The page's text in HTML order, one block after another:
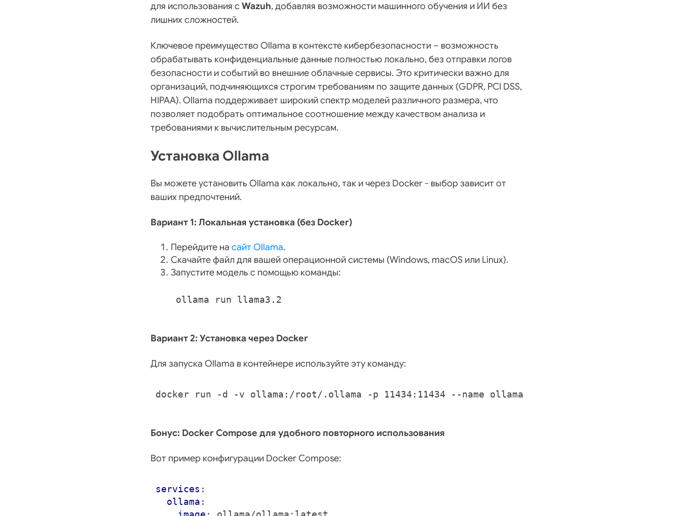
для использования с Wazuh, добавляя возможности машинного обучения и ИИ без
лишних сложностей.
Ключевое преимущество Ollama в контексте кибербезопасности – возможность
обрабатывать конфиденциальные данные полностью локально, без отправки логов
безопасности и событий во внешние облачные сервисы. Это критически важно для
организаций, подчиняющихся строгим требованиям по защите данных (GDPR, PCI DSS,
HIPAA). Ollama поддерживает широкий спектр моделей различного размера, что
позволяет подобрать оптимальное соотношение между качеством анализа и
требованиями к вычислительным ресурсам.
Установка Ollama
Вы можете установить Ollama как локально, так и через Docker - выбор зависит от
ваших предпочтений.
Вариант 1: Локальная установка (без Docker)
Перейдите на сайт Ollama.
Скачайте файл для вашей операционной системы (Windows, macOS или Linux).
Запустите модель с помощью команды:
Вариант 2: Установка через Docker
Для запуска Ollama в контейнере используйте эту команду:
Бонус: Docker Compose для удобного повторного использования
Вот пример конфигурации Docker Compose:
services :
ollama :